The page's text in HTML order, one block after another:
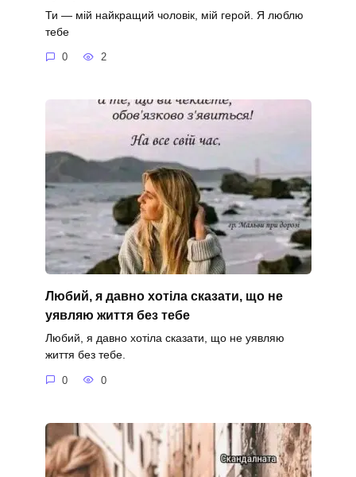
Ти — мій найкращий чоловік, мій герой. Я люблю
тебе
0 2
Любий, я давно хотіла сказати, що не
уявляю життя без тебе
Любий, я давно хотіла сказати, що не уявляю
життя без тебе.
0 0